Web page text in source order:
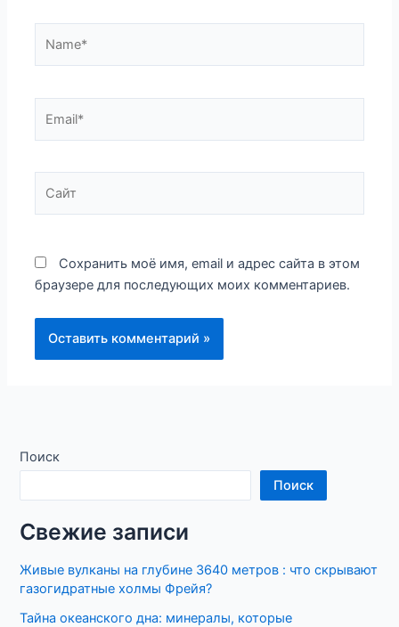
Сохранить моё имя, email и адрес сайта в этом
браузере для последующих моих комментариев.
Поиск
Поиск
Свежие записи
Живые вулканы на глубине 3640 метров : что скрывают
газогидратные холмы Фрейя?
Тайна океанского дна: минералы, которые